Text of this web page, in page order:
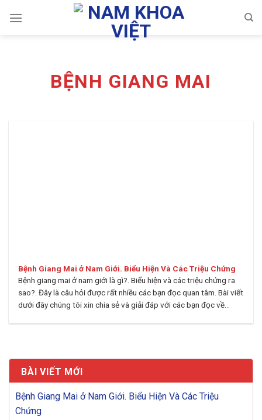
BỆNH GIANG MAI
Bệnh Giang Mai ở Nam Giới. Biểu Hiện Và Các Triệu Chứng
Bệnh giang mai ở nam giới là gì?. Biểu hiện và các triệu chứng ra
sao?. Đây là câu hỏi được rất nhiều các bạn đọc quan tâm. Bài viết
dưới đây chúng tôi xin chia sẻ và giải đáp với các bạn đọc về...
BÀI VIẾT MỚI
Bệnh Giang Mai ở Nam Giới. Biểu Hiện Và Các Triệu
Chứng